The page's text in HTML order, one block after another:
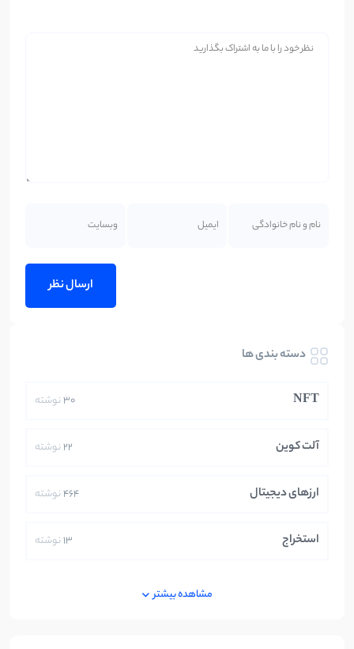
دسته بندی ها
NFT
30نوشته
آلت کوین 22نوشته
ارزهای دیجیتال 464نوشته
استخراج 13نوشته
مشاهده بیشتر